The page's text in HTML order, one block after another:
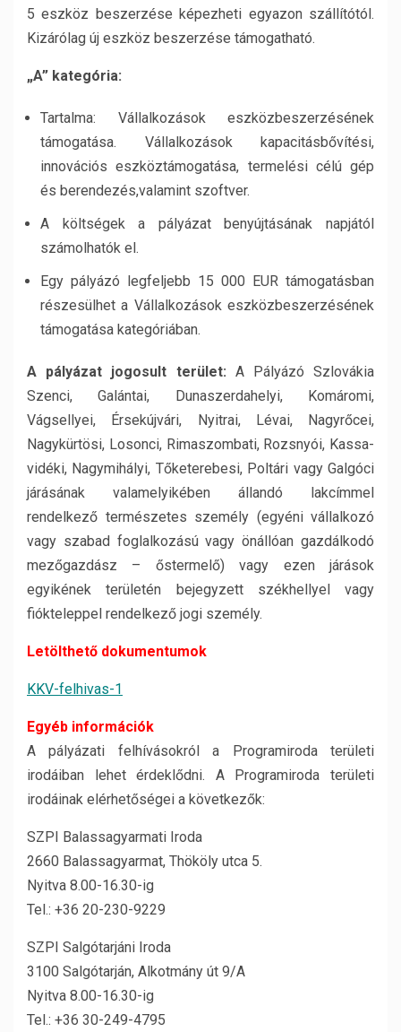
5 eszköz beszerzése képezheti egyazon szállítótól.
Kizárólag új eszköz beszerzése támogatható.
„A” kategória:
Tartalma: Vállalkozások eszközbeszerzésének
támogatása. Vállalkozások kapacitásbővítési,
innovációs eszköztámogatása, termelési célú gép
és berendezés,valamint szoftver.
A költségek a pályázat benyújtásának napjától
számolhatók el.
Egy pályázó legfeljebb 15 000 EUR támogatásban
részesülhet a Vállalkozásokeszközbeszerzésének
támogatása kategóriában.
A pályázat jogosult terület: A Pályázó Szlovákia
Szenci, Galántai, Dunaszerdahelyi, Komáromi,
Vágsellyei, Érsekújvári, Nyitrai, Lévai, Nagyrőcei,
Nagykürtösi, Losonci, Rimaszombati, Rozsnyói, Kassa-
vidéki, Nagymihályi, Tőketerebesi, Poltári vagy Galgóci
járásának valamelyikében állandó lakcímmel
rendelkező természetes személy (egyéni vállalkozó
vagy szabad foglalkozású vagy önállóan gazdálkodó
mezőgazdász – őstermelő) vagy ezen járások
egyikének területén bejegyzett székhellyel vagy
fiókteleppel rendelkező jogi személy.
Letölthető dokumentumok
KKV-felhivas-1
Egyéb információk
A pályázati felhívásokról a Programiroda területi
irodáiban lehet érdeklődni. A Programiroda területi
irodáinak elérhetőségei a következők:
SZPI Balassagyarmati Iroda
2660 Balassagyarmat, Thököly utca 5.
Nyitva 8.00-16.30-ig
Tel.: +36 20-230-9229
SZPI Salgótarjáni Iroda
3100 Salgótarján, Alkotmány út 9/A
Nyitva 8.00-16.30-ig
Tel.: +36 30-249-4795